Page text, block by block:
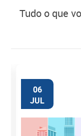
tudo o que você sempre quis saber sobre
06
JUL